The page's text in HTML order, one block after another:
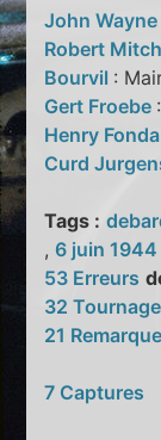
John Wayne
Robert
Bourvil :
Gert Froebe
Henry Fonda
Curd
Tags :
,6 juin 1944
53 Erreurs
32 Tournage
21
7 Captures